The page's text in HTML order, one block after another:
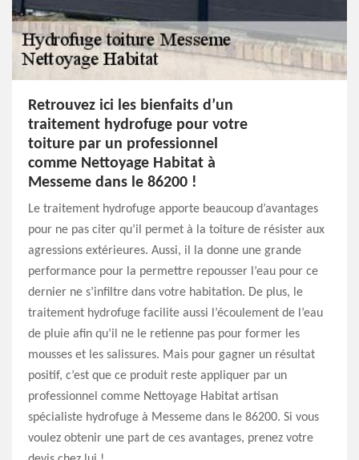
Retrouvez ici les bienfaits d’un
traitement hydrofuge pour votre
toiture par un professionnel
comme Nettoyage Habitat à
Messeme dans le 86200 !
Le traitement hydrofuge apporte beaucoup d’avantages
pour ne pas citer qu’il permet à la toiture de résister aux
agressions extérieures. Aussi, il la donne une grande
performance pour la permettre repousser l’eau pour ce
dernier ne s’infiltre dans votre habitation. De plus, le
traitement hydrofuge facilite aussi l’écoulement de l’eau
de pluie afin qu’il ne le retienne pas pour former les
mousses et les salissures. Mais pour gagner un résultat
positif, c’est que ce produit reste appliquer par un
professionnel comme Nettoyage Habitat artisan
spécialiste hydrofuge à Messeme dans le 86200. Si vous
voulez obtenir une part de ces avantages, prenez votre